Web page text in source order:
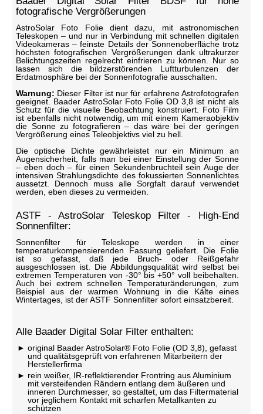
fotografische Vergrößerungen
AstroSolar Foto Folie dient dazu, mit astronomischen
Teleskopen – und nur in Verbindung mit schnellen digitalen
Videokameras – feinste Details der Sonnenoberfläche trotz
höchsten fotografischen Vergrößerungen dank ultrakurzer
Belichtungszeiten regelrecht einfrieren zu können. Nur so
lassen sich die bildzerstörenden Luftturbulenzen der
Erdatmosphäre bei der Sonnenfotografie ausschalten.
Warnung: Dieser Filter ist nur für erfahrene Astrofotografen
geeignet. Baader AstroSolar Foto Folie OD 3,8 ist nicht als
Schutz für die visuelle Beobachtung konstruiert. Foto Film
ist ebenfalls nicht notwendig, um mit einem Kameraobjektiv
die Sonne zu fotografieren – das wäre bei der geringen
Vergrößerung eines Teleobjektivs viel zu hell.
Die optische Dichte gewährleistet nur ein Minimum an
Augensicherheit, falls man bei einer Einstellung der Sonne
– eben doch – für einen Sekundenbruchteil sein Auge der
intensiven Strahlungsdichte des fokussierten Sonnenlichtes
aussetzt. Dennoch muss alle Sorgfalt darauf verwendet
werden, eben dieses zu vermeiden.
ASTF - AstroSolar Teleskop Filter - High-End
Sonnenfilter:
Sonnenfilter für Teleskope werden in einer
temperaturkompensierenden Fassung geliefert. Die Folie
ist so gefasst, daß jede Bruch- oder Reißgefahr
ausgeschlossen ist. Die Abbildungsqualität wird selbst bei
extremen Temperaturen von -30° bis +50° voll beibehalten.
Auch bei extrem schnellen Temperaturänderungen, zum
Beispiel aus der warmen Wohnung in die Kälte eines
Wintertages, ist der ASTF Sonnenfilter sofort einsatzbereit.
Alle Baader Digital Solar Filter enthalten:
original Baader AstroSolar® Foto Folie (OD 3,8), gefasst
und qualitätsgeprüft von erfahrenen Mitarbeitern der
Herstellerfirma
rein weißer, IR-reflektierender Frontring aus Aluminium
mit versteifenden Rändern entlang dem äußeren und
inneren Durchmesser, so gestaltet, um das Filtermaterial
vor jeglichem Kontakt mit scharfen Metallkanten zu
schützen